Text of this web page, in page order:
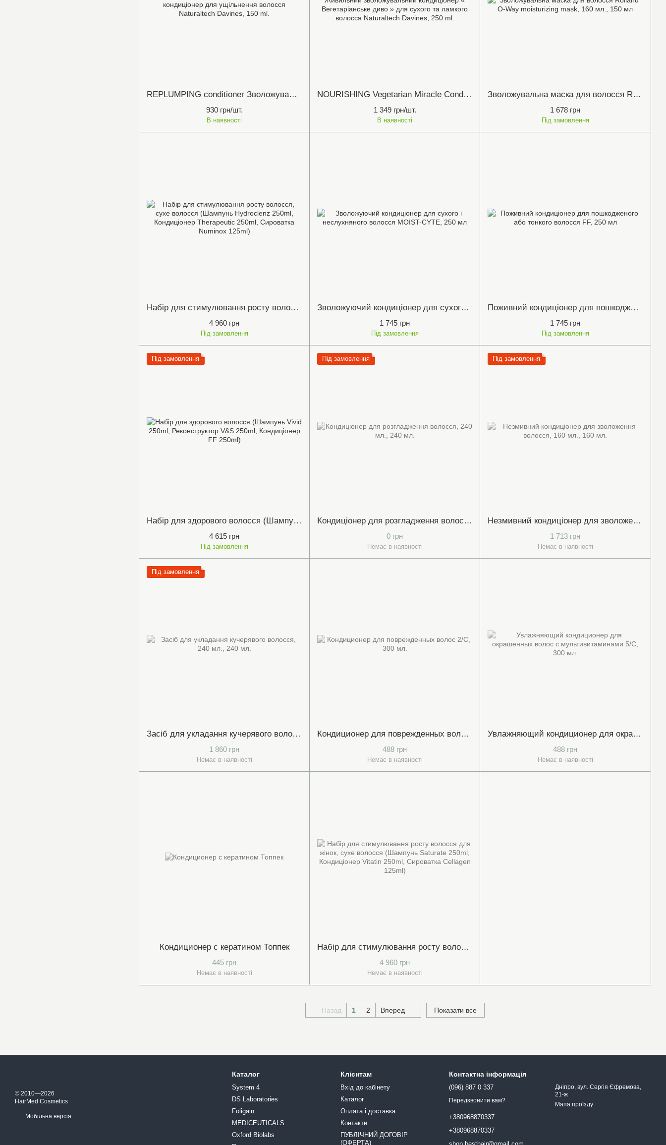
REPLUMPING соnditioner Зволожувальний кондиціонер для ущільнення волосся Naturaltech Davines, 150 ml.
930 грн/шт.
В наявності
NOURISHING Vegetarian Miracle Сonditioner Живильний зволожувальний кондиціонер « Вегетаріанське диво » для сухого та ламкого волосся Naturaltech Davines, 250 ml.
1 349 грн/шт.
В наявності
Зволожувальна маска для волосся Rolland O-Way moisturizing mask, 160 мл.
1 678 грн
Під замовлення
Набір для стимулювання росту волосся, сухе волосся (Шампунь Hydroclenz 250ml, Кондиціонер Therapeutic 250ml, Сироватка Numinox 125ml)
4 960 грн
Під замовлення
Зволожуючий кондиціонер для сухого і неслухняного волосся MOIST-CYTE, 250 мл
1 745 грн
Під замовлення
Поживний кондиціонер для пошкодженого або тонкого волосся FF, 250 мл
1 745 грн
Під замовлення
Під замовлення
Набір для здорового волосся (Шампунь Vivid 250ml, Реконструктор V&S 250ml, Кондиціонер FF 250ml)
4 615 грн
Під замовлення
Під замовлення
Кондиціонер для розгладження волосся, 240 мл.
0 грн
Немає в наявності
Під замовлення
Незмивний кондиціонер для зволоження волосся, 160 мл.
1 713 грн
Немає в наявності
Під замовлення
Засіб для укладання кучерявого волосся, 240 мл.
1 860 грн
Немає в наявності
Кондиционер для поврежденных волос 2/С
488 грн
Немає в наявності
Увлажняющий кондиционер для окрашенных волос с мультивитаминами 5/C
488 грн
Немає в наявності
Кондиционер с кератином Топпек
445 грн
Немає в наявності
Набір для стимулювання росту волосся для жінок, сухе волосся (Шампунь Saturate 250ml, Кондиціонер Vitatin 250ml, Сироватка Cellagen 125ml)
4 960 грн
Немає в наявності
Назад 1 2 Вперед Показати все
© 2010—2026
HairMed Cosmetics
Мобільна версія
Каталог
System 4
DS Laboratories
Foligain
MEDICEUTICALS
Oxford Biolabs
Клієнтам
Вхід до кабінету
Каталог
Оплата і доставка
Контакти
ПУБЛІЧНИЙ ДОГОВІР
(ОФЕРТА)
Контактна інформація
(096) 887 0 337
Передзвонити вам?
+380968870337
+380968870337
Дніпро, вул. Сергія Єфремова,
21-ж
Мапа проїзду